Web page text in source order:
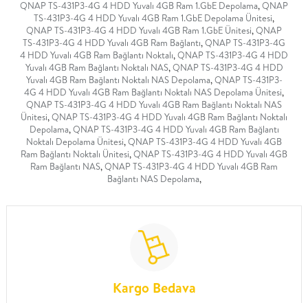
QNAP TS-431P3-4G 4 HDD Yuvalı 4GB Ram 1.GbE Depolama,QNAP
TS-431P3-4G 4 HDD Yuvalı 4GB Ram 1.GbE Depolama Ünitesi,
QNAP TS-431P3-4G 4 HDD Yuvalı 4GB Ram 1.GbE Ünitesi,QNAP
TS-431P3-4G 4 HDD Yuvalı 4GB Ram Bağlantı,QNAP TS-431P3-4G
4 HDD Yuvalı 4GB Ram Bağlantı Noktalı,QNAP TS-431P3-4G 4 HDD
Yuvalı 4GB Ram Bağlantı Noktalı NAS,QNAP TS-431P3-4G 4 HDD
Yuvalı 4GB Ram Bağlantı Noktalı NAS Depolama,QNAP TS-431P3-
4G 4 HDD Yuvalı 4GB Ram Bağlantı Noktalı NAS Depolama Ünitesi,
QNAP TS-431P3-4G 4 HDD Yuvalı 4GB Ram Bağlantı Noktalı NAS
Ünitesi,QNAP TS-431P3-4G 4 HDD Yuvalı 4GB Ram Bağlantı Noktalı
Depolama,QNAP TS-431P3-4G 4 HDD Yuvalı 4GB Ram Bağlantı
Noktalı Depolama Ünitesi,QNAP TS-431P3-4G 4 HDD Yuvalı 4GB
Ram Bağlantı Noktalı Ünitesi,QNAP TS-431P3-4G 4 HDD Yuvalı 4GB
Ram Bağlantı NAS,QNAP TS-431P3-4G 4 HDD Yuvalı 4GB Ram
Bağlantı NAS Depolama,
Kargo Bedava